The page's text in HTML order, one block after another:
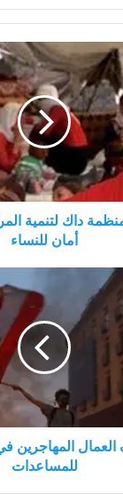
داك لتنمية
أمان للنساء
المهاجرين
للمساعدات